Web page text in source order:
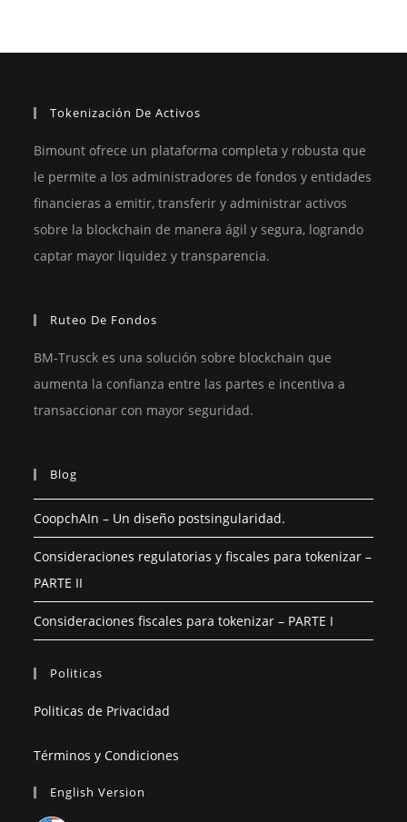
Tokenización De Activos
Bimount ofrece un plataforma completa y robusta que
le permite a los administradores de fondos y entidades
financieras a emitir, transferir y administrar activos
sobre la blockchain de manera ágil y segura, logrando
captar mayor liquidez y transparencia.
Ruteo De Fondos
BM-Trusck es una solución sobre blockchain que
aumenta la confianza entre las partes e incentiva a
transaccionar con mayor seguridad.
Blog
CoopchAIn – Un diseño postsingularidad.
Consideraciones regulatorias y fiscales para tokenizar –
PARTE II
Consideraciones fiscales para tokenizar – PARTE I
Politicas
Politicas de Privacidad
Términos y Condiciones
English Version